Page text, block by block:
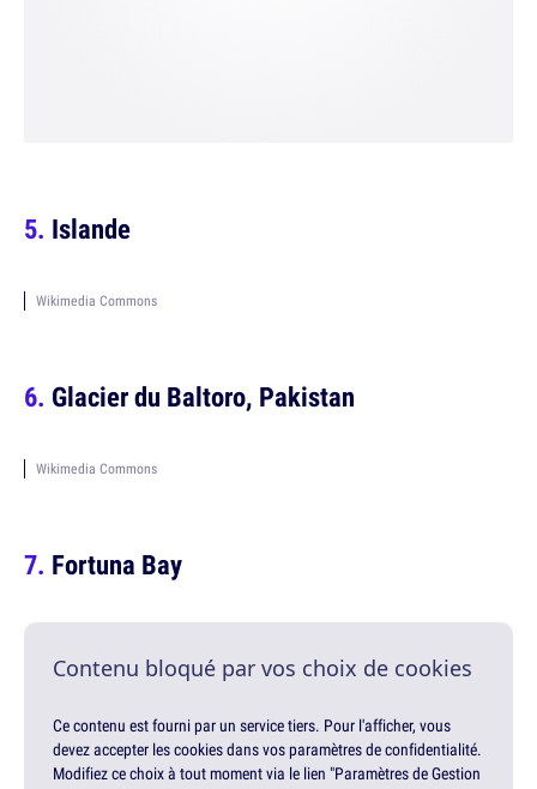
Islande
Wikimedia Commons
Glacier du Baltoro, Pakistan
Wikimedia Commons
Fortuna Bay
Contenu bloqué par vos choix de cookies
Ce contenu est fourni par un service tiers. Pour l'afficher, vous
devez accepter les cookies dans vos paramètres de confidentialité.
Modifiez ce choix à tout moment via le lien "Paramètres de Gestion